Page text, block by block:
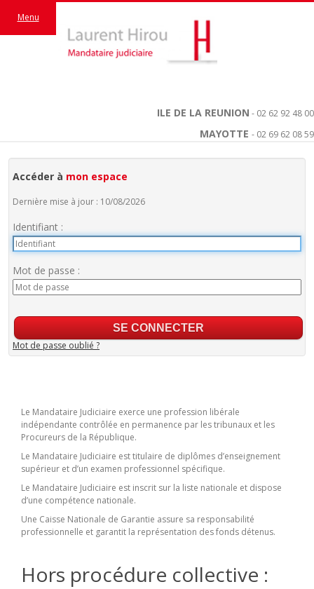
ILE DE LA REUNION - 02 62 92 48 00
MAYOTTE - 02 69 62 08 59
Menu
Accéder à mon espace
Dernière mise à jour : 10/08/2026
Identifiant :
Mot de passe :
Mot de passe oublié ?
Le Mandataire Judiciaire exerce une profession libérale
indépendante contrôlée en permanence par les tribunaux et les
Procureurs de la République.
Le Mandataire Judiciaire est titulaire de diplômes d’enseignement
supérieur et d’un examen professionnel spécifique.
Le Mandataire Judiciaire est inscrit sur la liste nationale et dispose
d’une compétence nationale.
Une Caisse Nationale de Garantie assure sa responsabilité
professionnelle et garantit la représentation des fonds détenus.
Hors procédure collective :